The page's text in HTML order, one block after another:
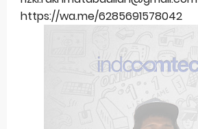
https://wa.me/6285691578042